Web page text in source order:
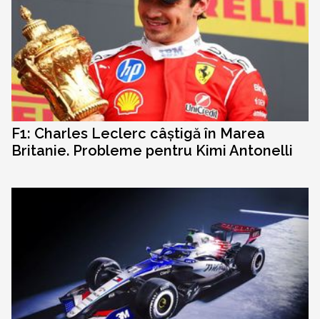
F1: Charles Leclerc câștigă în Marea
Britanie. Probleme pentru Kimi Antonelli